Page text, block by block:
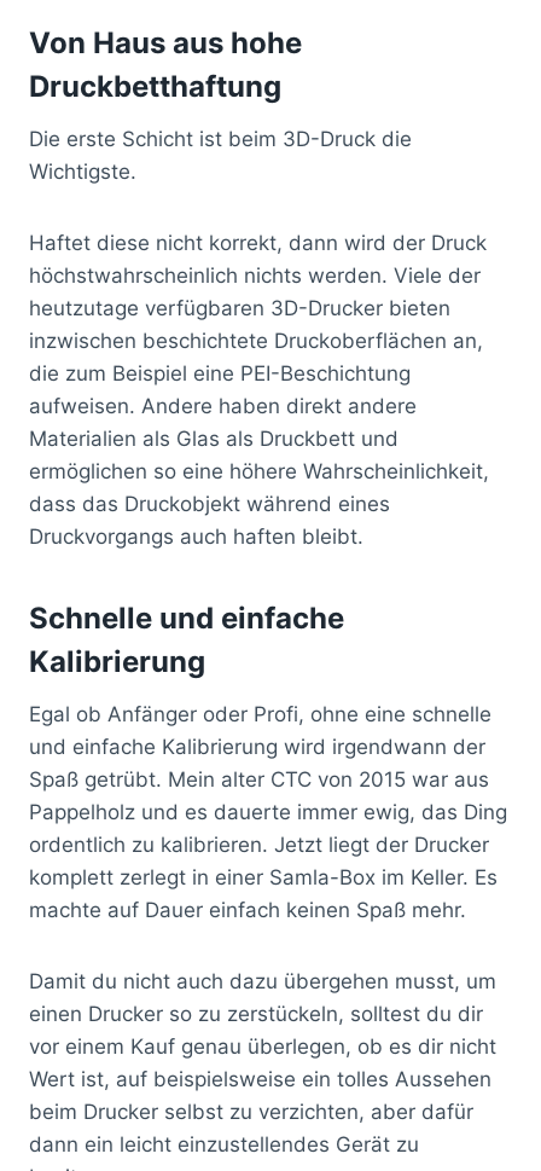
Von Haus aus hohe
Druckbetthaftung
Die erste Schicht ist beim 3D-Druck die
Wichtigste.
Haftet diese nicht korrekt, dann wird der Druck
höchstwahrscheinlich nichts werden. Viele der
heutzutage verfügbaren 3D-Drucker bieten
inzwischen beschichtete Druckoberflächen an,
die zum Beispiel eine PEI-Beschichtung
aufweisen. Andere haben direkt andere
Materialien als Glas als Druckbett und
ermöglichen so eine höhere Wahrscheinlichkeit,
dass das Druckobjekt während eines
Druckvorgangs auch haften bleibt.
Schnelle und einfache
Kalibrierung
Egal ob Anfänger oder Profi, ohne eine schnelle
und einfache Kalibrierung wird irgendwann der
Spaß getrübt. Mein alter CTC von 2015 war aus
Pappelholz und es dauerte immer ewig, das Ding
ordentlich zu kalibrieren. Jetzt liegt der Drucker
komplett zerlegt in einer Samla-Box im Keller. Es
machte auf Dauer einfach keinen Spaß mehr.
Damit du nicht auch dazu übergehen musst, um
einen Drucker so zu zerstückeln, solltest du dir
vor einem Kauf genau überlegen, ob es dir nicht
Wert ist, auf beispielsweise ein tolles Aussehen
beim Drucker selbst zu verzichten, aber dafür
dann ein leicht einzustellendes Gerät zu